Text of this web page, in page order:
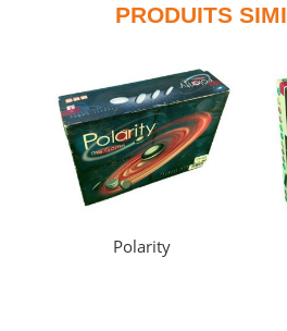
PRODUITS
Polarity